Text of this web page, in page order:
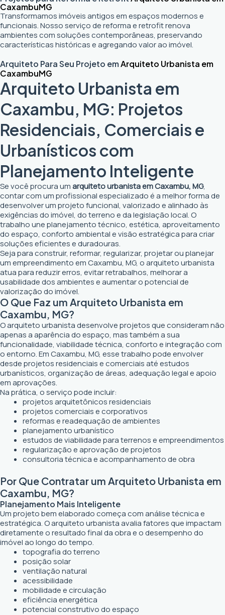
CaxambuMG
Transformamos imóveis antigos em espaços modernos e
funcionais. Nosso serviço de reforma e retrofit renova
ambientes com soluções contemporâneas, preservando
características históricas e agregando valor ao imóvel.
Arquiteto Para Seu Projeto emArquiteto Urbanista em
CaxambuMG
Arquiteto Urbanista em
Caxambu, MG: Projetos
Residenciais, Comerciais e
Urbanísticos com
Planejamento Inteligente
Se você procura umarquiteto urbanista em Caxambu, MG,
contar com um profissional especializado é a melhor forma de
desenvolver um projeto funcional, valorizado e alinhado às
exigências do imóvel, do terreno e da legislação local. O
trabalho une planejamento técnico, estética, aproveitamento
do espaço, conforto ambiental e visão estratégica para criar
soluções eficientes e duradouras.
Seja para construir, reformar, regularizar, projetar ou planejar
um empreendimento em Caxambu, MG, o arquiteto urbanista
atua para reduzir erros, evitar retrabalhos, melhorar a
usabilidade dos ambientes e aumentar o potencial de
valorização do imóvel.
O Que Faz um Arquiteto Urbanista em
Caxambu, MG?
O arquiteto urbanista desenvolve projetos que consideram não
apenas a aparência do espaço, mas também a sua
funcionalidade, viabilidade técnica, conforto e integração com
o entorno. Em Caxambu, MG, esse trabalho pode envolver
desde projetos residenciais e comerciais até estudos
urbanísticos, organização de áreas, adequação legal e apoio
em aprovações.
Na prática, o serviço pode incluir:
projetos arquitetônicos residenciais
projetos comerciais e corporativos
reformas e readequação de ambientes
planejamento urbanístico
estudos de viabilidade para terrenos e empreendimentos
regularização e aprovação de projetos
consultoria técnica e acompanhamento de obra
Por Que Contratar um Arquiteto Urbanista em
Caxambu, MG?
Planejamento Mais Inteligente
Um projeto bem elaborado começa com análise técnica e
estratégica. O arquiteto urbanista avalia fatores que impactam
diretamente o resultado final da obra e o desempenho do
imóvel ao longo do tempo.
topografia do terreno
posição solar
ventilação natural
acessibilidade
mobilidade e circulação
eficiência energética
potencial construtivo do espaço